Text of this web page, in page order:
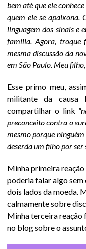
bem até que ele
quem ele se apaixona.
linguagem dos sinais e
família. Agora, troque
mesma discussão da
em São Paulo. Meu
Esse primo meu,
militante da causa
compartilhar o link “
preconceito contra o
mesmo porque
deserda um filho por ser
Minha primeira
poderia falar algo sem
dois lados da moeda.
calmamente sobre
Minha terceira reação
no blog sobre o